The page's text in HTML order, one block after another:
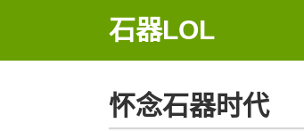
石器LOL
怀念石器时代